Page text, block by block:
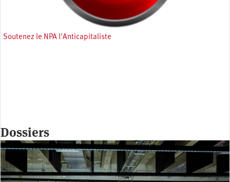
Soutenez le NPA l'Anticapitaliste
Dossiers